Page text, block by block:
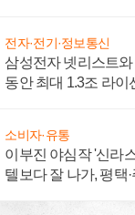
전자·전기·정보통신
삼성전자 넷리스트
동안 최대 1.3조 라이
소비자·유통
이부진 야심작 '신라
텔보다 잘 나가, 평택